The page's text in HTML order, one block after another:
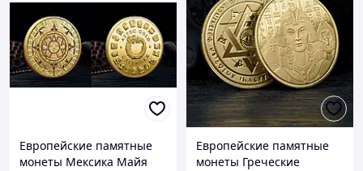
Европейские памятные
монеты Мексика Майя
Европейские памятные
монеты Греческие